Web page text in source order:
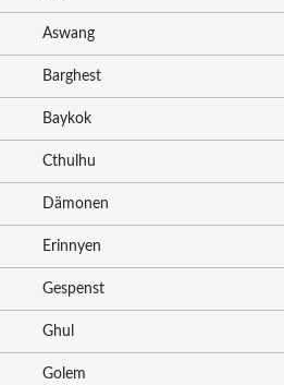
Aswang
Barghest
Baykok
Cthulhu
Dämonen
Erinnyen
Gespenst
Ghul
Golem